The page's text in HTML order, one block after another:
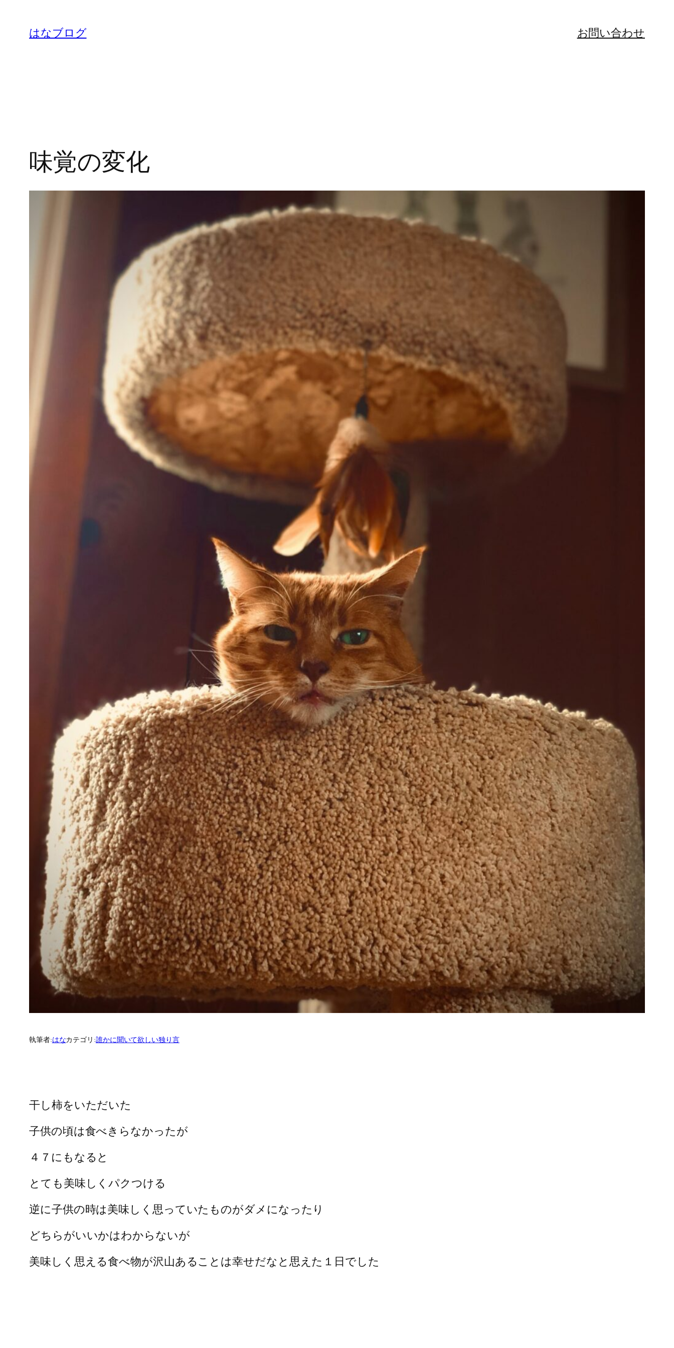
はなブログ お問い合わせ
味覚の変化
執筆者:はなカテゴリ:誰かに聞いて欲しい独り言
干し柿をいただいた
子供の頃は食べきらなかったが
４７にもなると
とても美味しくパクつける
逆に子供の時は美味しく思っていたものがダメになったり
どちらがいいかはわからないが
美味しく思える食べ物が沢山あることは幸せだなと思えた１日でした